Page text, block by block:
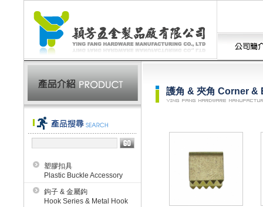
塑膠扣具
Plastic Buckle Accessory
鉤子 & 金屬鉤
Hook Series & Metal Hook
護角 & 夾角 Corner &